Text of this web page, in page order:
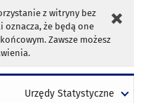
z witryny bez
że będą one
Zawsze możesz
Urzędy Statystyczne